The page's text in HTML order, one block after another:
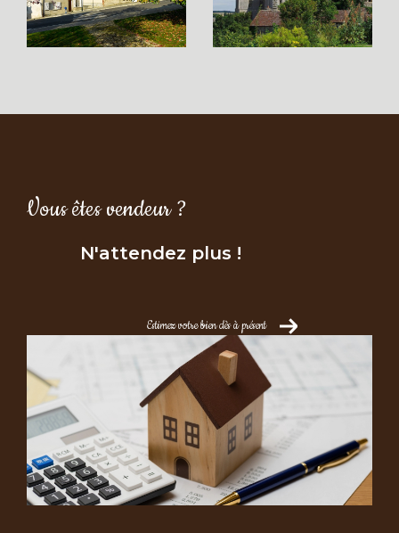
Châteaudun et ses environs
large sélection de biens adaptés à tous les
investissement locatif, nous vous guidons dans
jusqu’à la signature de l’acte authentique.
d’appartementen toute sérénité.
Estimation immobilière
précise et conseil
personnalisé
Estimer correctement un bien est essentiel
Vous êtes vendeur ?
N'attendez plus !
Estimez votre bien dès à présent